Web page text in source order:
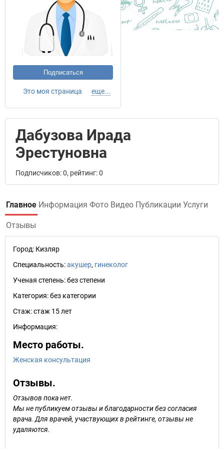
Подписаться
Это моя страница еще...
Дабузова Ирада
Эрестуновна
Подписчиков: 0, рейтинг: 0
Главное Информация Фото Видео Публикации Услуги
Отзывы
Город: Кизляр
Специальность:акушер, гинеколог
Ученая степень:без степени
Категория:без категории
Стаж:стаж 15 лет
Информация:
Место работы.
Женская консультация
Отзывы.
Отзывов пока нет.
Мы не публикуем отзывы и благодарности без согласия
врача. Для врачей, участвующих в рейтинге, отзывы не
удаляются.